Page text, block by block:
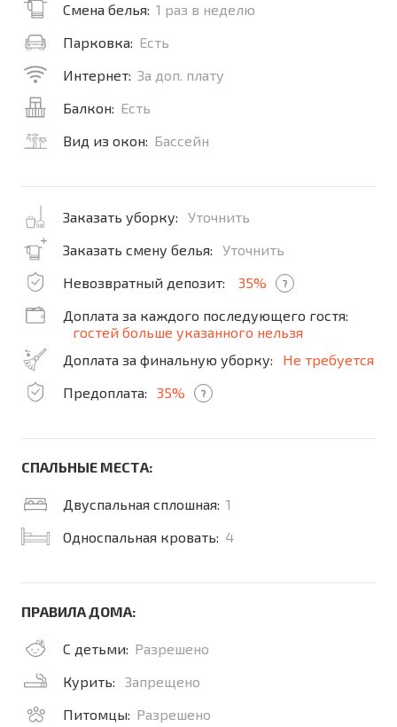
Смена белья: 1 раз в неделю
Парковка: Есть
Интернет: За доп. плату
Балкон: Есть
Вид из окон: Бассейн
Заказать уборку:
Уточнить
Заказать смену белья:
Уточнить
Невозвратный депозит:
35% ?
Доплата за каждого последующего гостя:
гостей больше указанного нельзя
Доплата за финальную уборку:
Не требуется
Предоплата:
35% ?
СПАЛЬНЫЕ МЕСТА:
Двуспальная сплошная: 1
Односпальная кровать: 4
ПРАВИЛА ДОМА:
С детьми: Разрешено
Курить:
Запрещено
Питомцы: Разрешено